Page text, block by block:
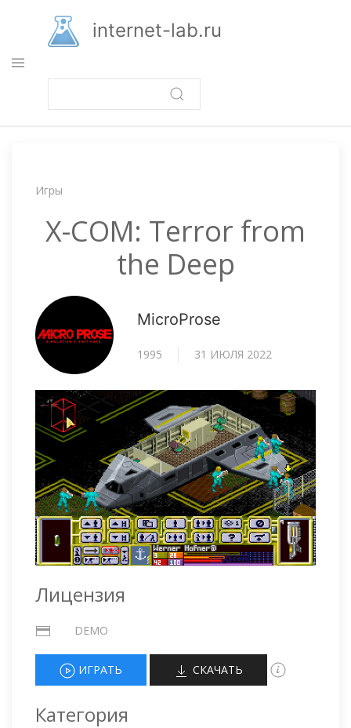
основному
содержанию
internet-lab.ru
Строка
навигации
Игры
X-COM: Terror from
the Deep
MicroProse
1995 31 ИЮЛЯ 2022
Лицензия
DEMO
ИГРАТЬ СКАЧАТЬ
Категория